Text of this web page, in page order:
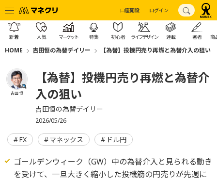
口座開設 ログイン
新着 人気 マーケット 特集 初心者 ライフデザイン 連載 著者 商
HOME 吉田恒の為替デイリー 【為替】投機円売り再燃と為替介入の狙い
吉田 恒
【為替】投機円売り再燃と為替介
入の狙い
吉田恒の為替デイリー
2026/05/26
FX マネックス ドル円
ゴールデンウィーク（GW）中の為替介入と見られる動き
を受けて、一旦大きく縮小した投機筋の円売りが先週に